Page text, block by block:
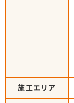
施工エリア